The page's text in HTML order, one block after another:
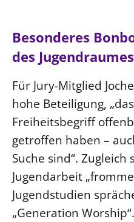
Besonderes
des Jugendraumes
Für Jury-Mitglied
hohe Beteiligung,
Freiheitsbegriff
getroffen haben –
Suche sind“.
Jugendarbeit
Jugendstudien
„Generation